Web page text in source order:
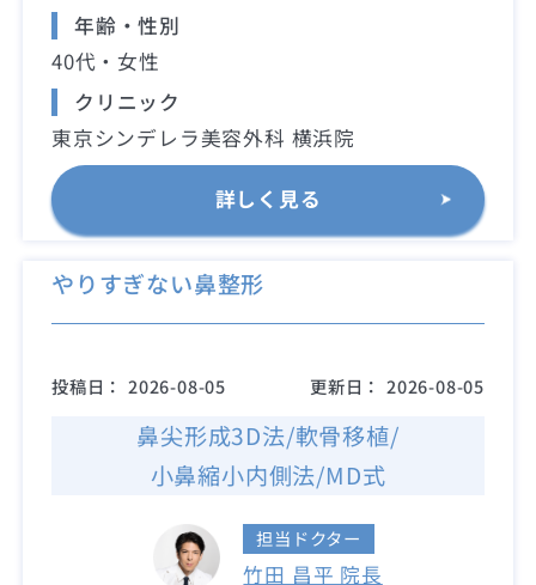
年齢・性別
40代・女性
クリニック
東京シンデレラ美容外科 横浜院
詳しく見る
やりすぎない鼻整形
投稿日： 2026-08-05 更新日： 2026-08-05
鼻尖形成3D法/軟骨移植/
小鼻縮小内側法/MD式
担当ドクター
竹田 昌平 院長